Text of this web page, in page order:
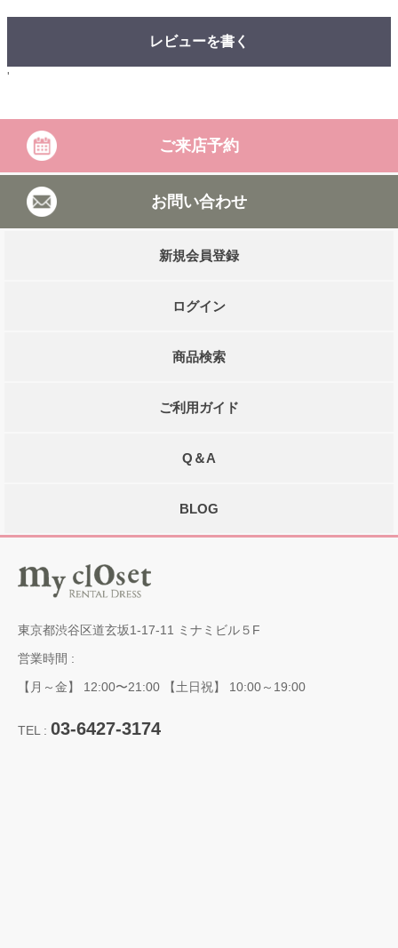
レビューを書く
'
ご来店予約
お問い合わせ
新規会員登録
ログイン
商品検索
ご利用ガイド
Q＆A
BLOG
東京都渋谷区道玄坂1-17-11 ミナミビル５F
営業時間 :
【月～金】 12:00〜21:00 【土日祝】 10:00～19:00
TEL : 03-6427-3174